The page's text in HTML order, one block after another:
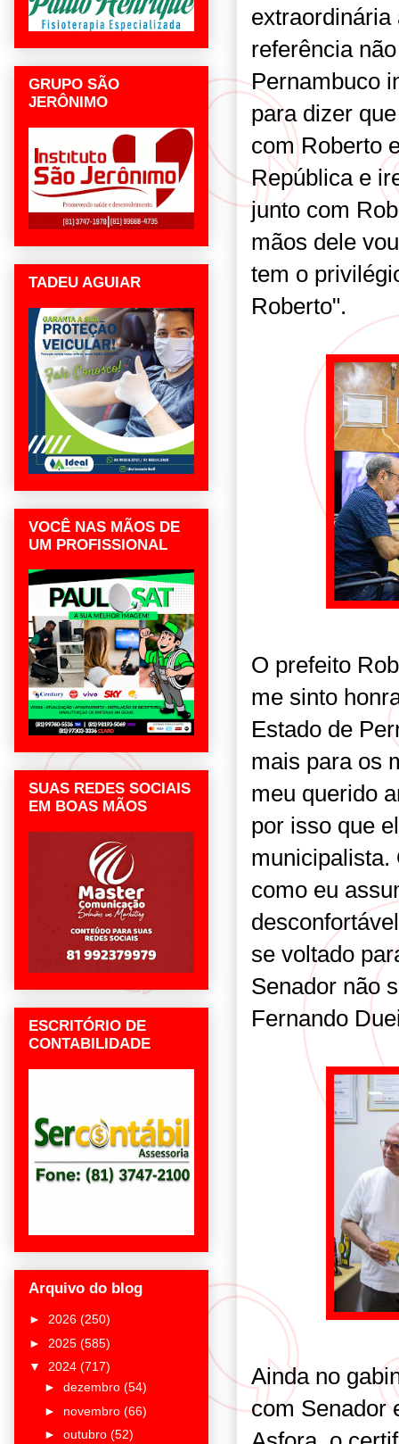
referência
Pernambuco
para dizer
com Roberto
República e
junto com
mãos dele
tem o
Roberto".
O prefeito
me sinto
Estado de
mais para os
meu querido
por isso que
municipalista.
como eu
se voltado
Senador não
Fernando
Ainda no
com Senador
GRUPO SÃO
JERÔNIMO
TADEU AGUIAR
VOCÊ NAS MÃOS DE
UM PROFISSIONAL
SUAS REDES SOCIAIS
EM BOAS MÃOS
ESCRITÓRIO DE
CONTABILIDADE
Arquivo do blog
► 2026 (250)
► 2025 (585)
▼ 2024 (717)
► dezembro (54)
► novembro (66)
► outubro (52)